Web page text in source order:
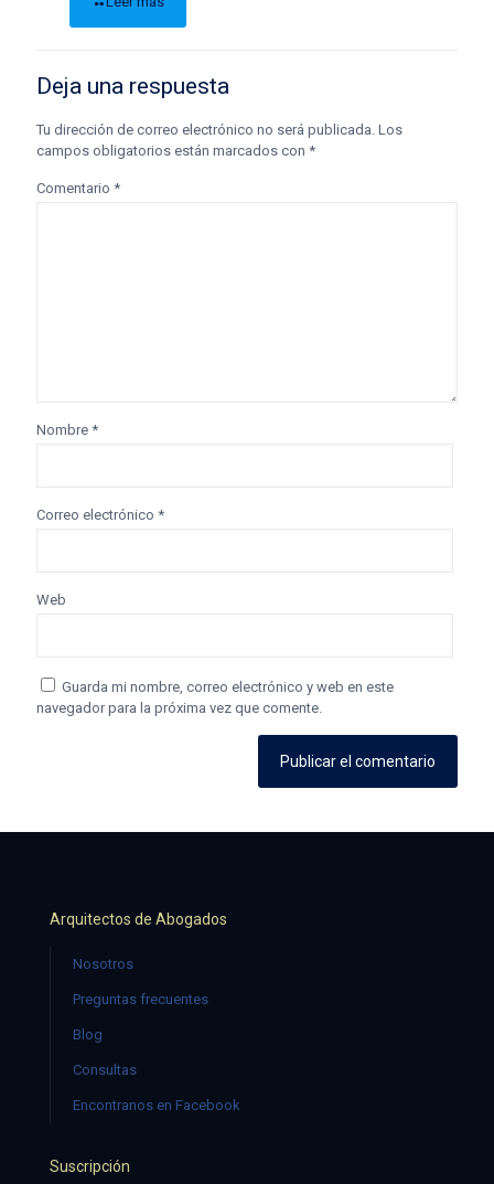
Deja una respuesta
Tu dirección de correo electrónico no será publicada. Los
campos obligatorios están marcados con *
Comentario *
Nombre *
Correo electrónico *
Web
Guarda mi nombre, correo electrónico y web en este
navegador para la próxima vez que comente.
Arquitectos de Abogados
Nosotros
Preguntas frecuentes
Blog
Consultas
Encontranos en Facebook
Suscripción